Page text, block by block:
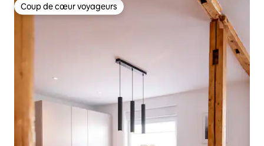
Coup de cœur voyageurs
Coup de cœur voyageurs